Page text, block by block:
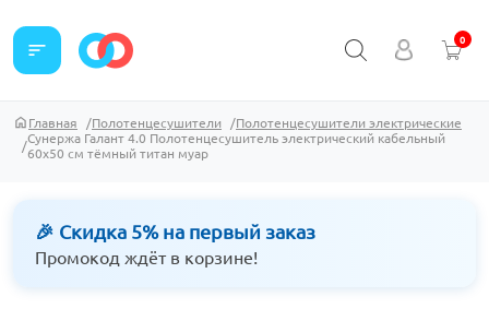
sort 0
Главная Полотенцесушители
Полотенцесушители электрические
Сунержа Галант 4.0 Полотенцесушитель электрический кабельный
60х50 см тёмный титан муар
🎉 Скидка 5% на первый заказ
Промокод ждёт в корзине!